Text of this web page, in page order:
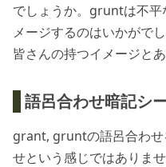
でしょうか。gruntは不平
メージするのはいかがでし
皆さんの持つイメージと
語呂合わせ暗記シ
grant, gruntの語呂合わせ
せという感じではありませ